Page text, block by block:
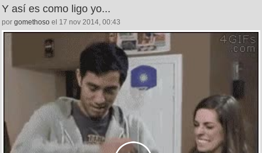
Y así es como ligo yo...
por gomethoso el 17 nov 2014, 00:43